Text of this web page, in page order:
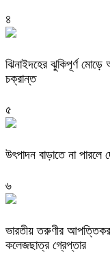
৪
ঝিনাইদহের ঝুকিপূর্ণ
চক্রান্ত
৫
উৎপাদন বাড়াতে না
৬
ভারতীয় তরুণীর আপত্তিকর
কলেজছাত্র গ্রেপ্তার